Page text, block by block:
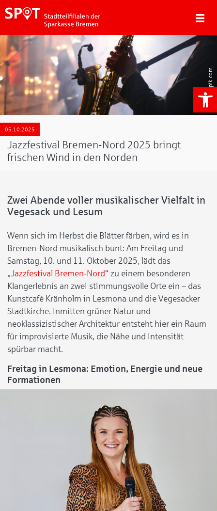
Freepik.com
05.10.2025
Jazzfestival Bremen-Nord 2025 bringt
frischen Wind in den Norden
Zwei Abende voller musikalischer Vielfalt in
Vegesack und Lesum
Wenn sich im Herbst die Blätter färben, wird es in
Bremen-Nord musikalisch bunt: Am Freitag und
Samstag, 10. und 11. Oktober 2025, lädt das
„Jazzfestival Bremen-Nord“ zu einem besonderen
Klangerlebnis an zwei stimmungsvolle Orte ein – das
Kunstcafé Kränholm in Lesmona und die Vegesacker
Stadtkirche. Inmitten grüner Natur und
neoklassizistischer Architektur entsteht hier ein Raum
für improvisierte Musik, die Nähe und Intensität
spürbar macht.
Freitag in Lesmona: Emotion, Energie und neue
Formationen